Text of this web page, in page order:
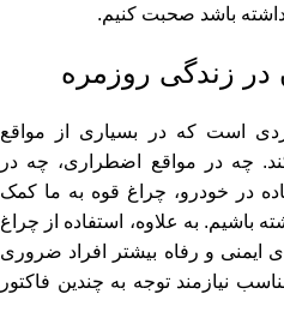
باشد صحبت کنیم.
در زندگی روزمره
است که در بسیاری از مواقع
چه در مواقع اضطراری، چه در
در خودرو، چراغ قوه‌ به ما کمک
باشیم. به علاوه، استفاده از چراغ
ایمنی و رفاه بیشتر افراد ضروری
نیازمند توجه به چندین فاکتور